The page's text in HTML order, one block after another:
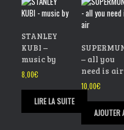
STANLEY
KUBI –
music by
8,00€
LIRE LA SUITE
– all you
need is air
10,00€
AJOUTER